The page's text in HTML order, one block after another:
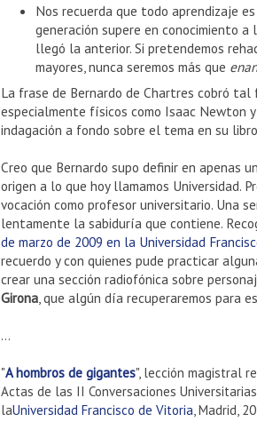
Nos recuerda que todo aprendizaje
generación supere en conocimiento
llegó la anterior. Si pretendemos
mayores, nunca seremos más que
La frase de Bernardo de Chartres cobró
especialmente físicos como Isaac Newton
indagación a fondo sobre el tema en su libro
Creo que Bernardo supo definir en apenas
origen a lo que hoy llamamos Universidad.
vocación como profesor universitario. Una
lentamente la sabiduría que contiene.
de marzo de 2009 en la Universidad
recuerdo y con quienes pude practicar
crear una sección radiofónica sobre
Girona , que algún día recuperaremos para
...
"A hombros de gigantes", lección magistral
Actas de las II Conversaciones
laUniversidad Francisco de Vitoria , Madrid,